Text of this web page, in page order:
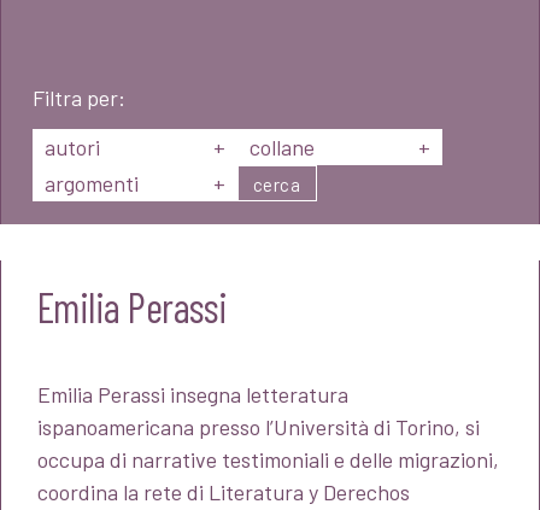
Filtra per:
autori
+ collane
+
argomenti
+ cerca
Emilia Perassi
Emilia Perassi insegna letteratura
ispanoamericana presso l’Università di Torino, si
occupa di narrative testimoniali e delle migrazioni,
coordina la rete di Literatura y Derechos